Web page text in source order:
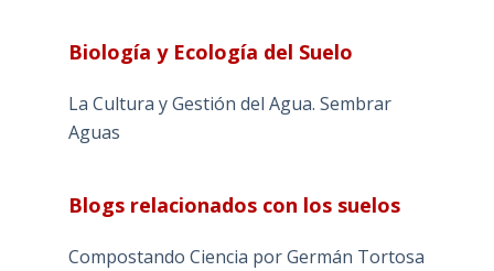
Biología y Ecología del Suelo
La Cultura y Gestión del Agua. Sembrar
Aguas
Blogs relacionados con los suelos
Compostando Ciencia por Germán Tortosa